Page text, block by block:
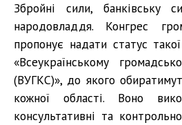
Збройні сили, банківську
народовладдя. Конгрес
пропонує надати статус
«Всеукраїнському
(ВУГКС)», до якого
кожної області. Воно
консультативні та